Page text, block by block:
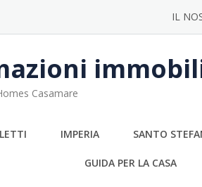
IL
Casamare
IMPERIA SANTO
GUIDA PER LA CASA